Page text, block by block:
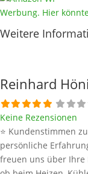
Werbung. Hier
Weitere
Reinhard
Keine Rezensionen
⭐ Kundenstimmen
persönliche
freuen uns über Ihre